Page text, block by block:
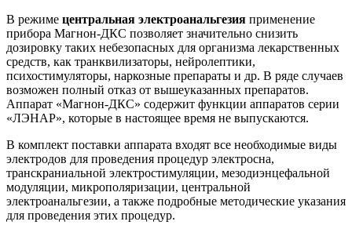
В режиме центральная электроанальгезия применение
прибора Магнон-ДКС позволяет значительно снизить
дозировку таких небезопасных для организма лекарственных
средств, как транквилизаторы, нейролептики,
психостимуляторы, наркозные препараты и др. В ряде случаев
возможен полный отказ от вышеуказанных препаратов.
Аппарат «Магнон-ДКС» содержит функции аппаратов серии
«ЛЭНАР», которые в настоящее время не выпускаются.
В комплект поставки аппарата входят все необходимые виды
электродов для проведения процедур электросна,
транскраниальной электростимуляции, мезодиэнцефальной
модуляции, микрополяризации, центральной
электроанальгезии, а также подробные методические указания
для проведения этих процедур.